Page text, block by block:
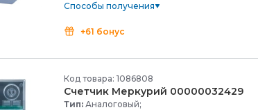
Способы получения
+61 бонус
Код товара: 1086808
Счетчик Меркурий 00000032429
Тип: Аналоговый;